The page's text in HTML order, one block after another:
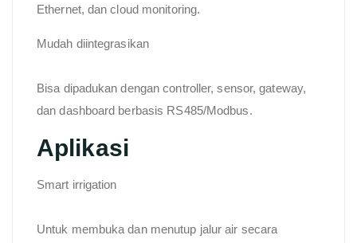
Ethernet, dan cloud monitoring.
Mudah diintegrasikan
Bisa dipadukan dengan controller, sensor, gateway,
dan dashboard berbasis RS485/Modbus.
Aplikasi
Smart irrigation
Untuk membuka dan menutup jalur air secara